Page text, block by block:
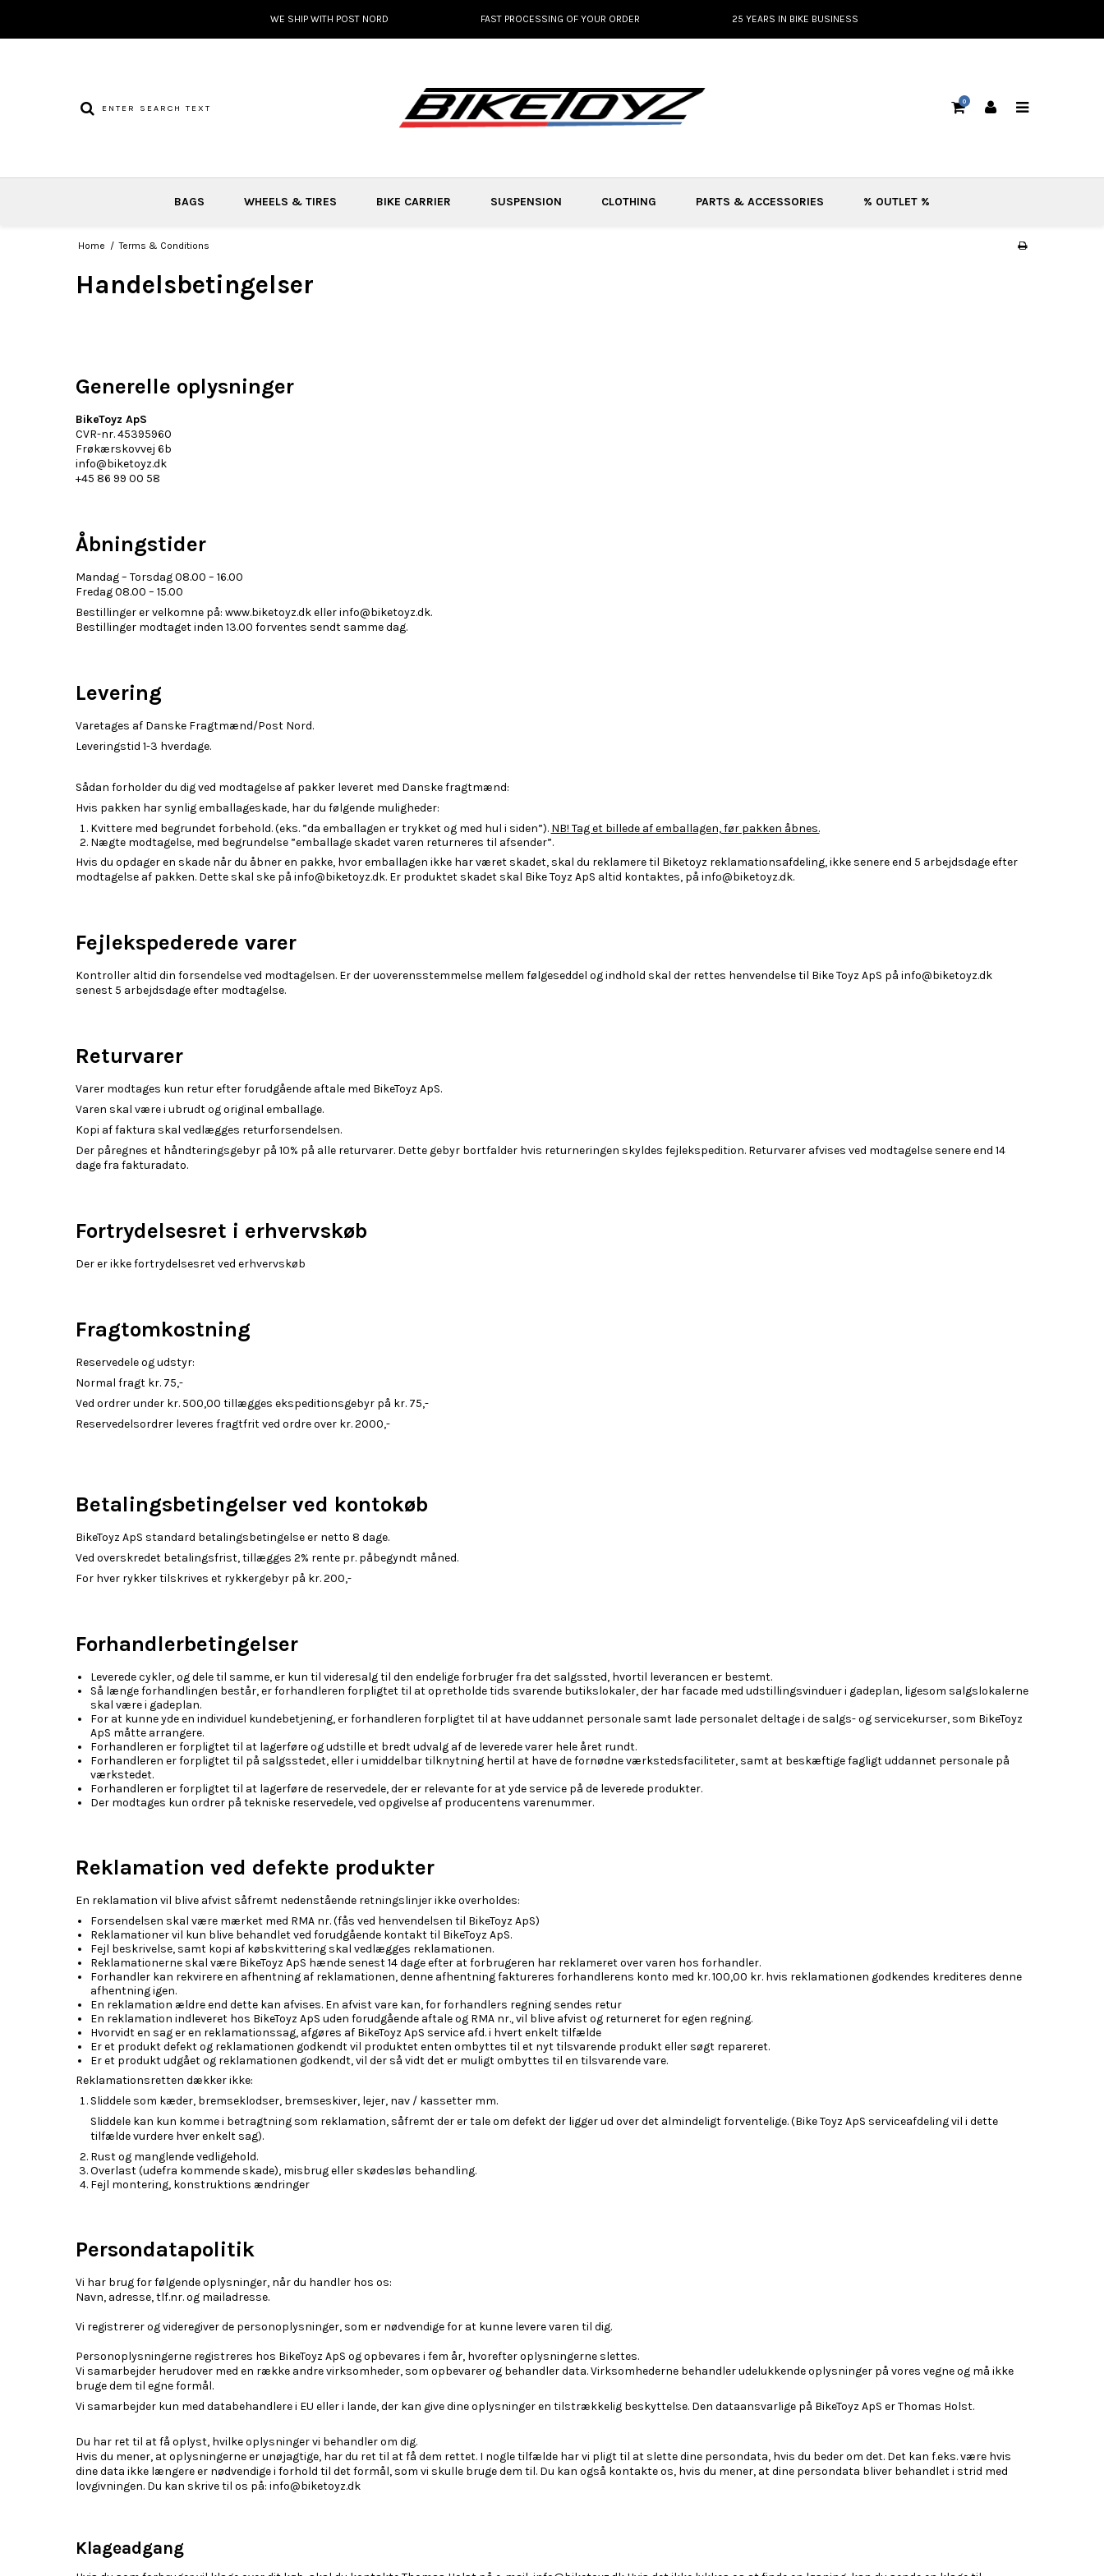
WE SHIP WITH POST NORD FAST PROCESSING OF YOUR ORDER 25 YEARS IN BIKE BUSINESS
0
BAGS WHEELS & TIRES BIKE CARRIER SUSPENSION CLOTHING PARTS & ACCESSORIES % OUTLET %
Home / Terms & Conditions
Handelsbetingelser
Generelle oplysninger
BikeToyz ApS
CVR-nr. 45395960
Frøkærskovvej 6b
info@biketoyz.dk
+45 86 99 00 58
Åbningstider
Mandag – Torsdag 08.00 – 16.00
Fredag 08.00 – 15.00
Bestillinger er velkomne på: www.biketoyz.dk eller info@biketoyz.dk.
Bestillinger modtaget inden 13.00 forventes sendt samme dag.
Levering
Varetages af Danske Fragtmænd/Post Nord.
Leveringstid 1-3 hverdage.
Sådan forholder du dig ved modtagelse af pakker leveret med Danske fragtmænd:
Hvis pakken har synlig emballageskade, har du følgende muligheder:
Kvittere med begrundet forbehold. (eks. ”da emballagen er trykket og med hul i siden”). NB! Tag et billede af emballagen, før pakken åbnes.
Nægte modtagelse, med begrundelse ”emballage skadet varen returneres til afsender”.
Hvis du opdager en skade når du åbner en pakke, hvor emballagen ikke har været skadet, skal du reklamere til Biketoyz reklamationsafdeling, ikke senere end 5 arbejdsdage efter
modtagelse af pakken. Dette skal ske på info@biketoyz.dk. Er produktet skadet skal Bike Toyz ApS altid kontaktes, på info@biketoyz.dk.
Fejlekspederede varer
Kontroller altid din forsendelse ved modtagelsen. Er der uoverensstemmelse mellem følgeseddel og indhold skal der rettes henvendelse til Bike Toyz ApS på info@biketoyz.dk
senest 5 arbejdsdage efter modtagelse.
Returvarer
Varer modtages kun retur efter forudgående aftale med BikeToyz ApS.
Varen skal være i ubrudt og original emballage.
Kopi af faktura skal vedlægges returforsendelsen.
Der påregnes et håndteringsgebyr på 10% på alle returvarer. Dette gebyr bortfalder hvis returneringen skyldes fejlekspedition. Returvarer afvises ved modtagelse senere end 14
dage fra fakturadato.
Fortrydelsesret i erhvervskøb
Der er ikke fortrydelsesret ved erhvervskøb
Fragtomkostning
Reservedele og udstyr:
Normal fragt kr. 75,-
Ved ordrer under kr. 500,00 tillægges ekspeditionsgebyr på kr. 75,-
Reservedelsordrer leveres fragtfrit ved ordre over kr. 2000,-
Betalingsbetingelser ved kontokøb
BikeToyz ApS standard betalingsbetingelse er netto 8 dage.
Ved overskredet betalingsfrist, tillægges 2% rente pr. påbegyndt måned.
For hver rykker tilskrives et rykkergebyr på kr. 200,-
Forhandlerbetingelser
Leverede cykler, og dele til samme, er kun til videresalg til den endelige forbruger fra det salgssted, hvortil leverancen er bestemt.
Så længe forhandlingen består, er forhandleren forpligtet til at opretholde tids svarende butikslokaler, der har facade med udstillingsvinduer i gadeplan, ligesom salgslokalerne
skal være i gadeplan.
For at kunne yde en individuel kundebetjening, er forhandleren forpligtet til at have uddannet personale samt lade personalet deltage i de salgs- og servicekurser, som BikeToyz
ApS måtte arrangere.
Forhandleren er forpligtet til at lagerføre og udstille et bredt udvalg af de leverede varer hele året rundt.
Forhandleren er forpligtet til på salgsstedet, eller i umiddelbar tilknytning hertil at have de fornødne værkstedsfaciliteter, samt at beskæftige fagligt uddannet personale på
værkstedet.
Forhandleren er forpligtet til at lagerføre de reservedele, der er relevante for at yde service på de leverede produkter.
Der modtages kun ordrer på tekniske reservedele, ved opgivelse af producentens varenummer.
Reklamation ved defekte produkter
En reklamation vil blive afvist såfremt nedenstående retningslinjer ikke overholdes:
Forsendelsen skal være mærket med RMA nr. (fås ved henvendelsen til BikeToyz ApS)
Reklamationer vil kun blive behandlet ved forudgående kontakt til BikeToyz ApS.
Fejl beskrivelse, samt kopi af købskvittering skal vedlægges reklamationen.
Reklamationerne skal være BikeToyz ApS hænde senest 14 dage efter at forbrugeren har reklameret over varen hos forhandler.
Forhandler kan rekvirere en afhentning af reklamationen, denne afhentning faktureres forhandlerens konto med kr. 100,00 kr. hvis reklamationen godkendes krediteres denne
afhentning igen.
En reklamation ældre end dette kan afvises. En afvist vare kan, for forhandlers regning sendes retur
En reklamation indleveret hos BikeToyz ApS uden forudgående aftale og RMA nr., vil blive afvist og returneret for egen regning.
Hvorvidt en sag er en reklamationssag, afgøres af BikeToyz ApS service afd. i hvert enkelt tilfælde
Er et produkt defekt og reklamationen godkendt vil produktet enten ombyttes til et nyt tilsvarende produkt eller søgt repareret.
Er et produkt udgået og reklamationen godkendt, vil der så vidt det er muligt ombyttes til en tilsvarende vare.
Reklamationsretten dækker ikke:
Sliddele som kæder, bremseklodser, bremseskiver, lejer, nav / kassetter mm.
Sliddele kan kun komme i betragtning som reklamation, såfremt der er tale om defekt der ligger ud over det almindeligt forventelige. (Bike Toyz ApS serviceafdeling vil i dette
tilfælde vurdere hver enkelt sag).
Rust og manglende vedligehold.
Overlast (udefra kommende skade), misbrug eller skødesløs behandling.
Fejl montering, konstruktions ændringer
Persondatapolitik
Vi har brug for følgende oplysninger, når du handler hos os:
Navn, adresse, tlf.nr. og mailadresse.
Vi registrerer og videregiver de personoplysninger, som er nødvendige for at kunne levere varen til dig.
Personoplysningerne registreres hos BikeToyz ApS og opbevares i fem år, hvorefter oplysningerne slettes.
Vi samarbejder herudover med en række andre virksomheder, som opbevarer og behandler data. Virksomhederne behandler udelukkende oplysninger på vores vegne og må ikke
bruge dem til egne formål.
Vi samarbejder kun med databehandlere i EU eller i lande, der kan give dine oplysninger en tilstrækkelig beskyttelse. Den dataansvarlige på BikeToyz ApS er Thomas Holst.
Du har ret til at få oplyst, hvilke oplysninger vi behandler om dig.
Hvis du mener, at oplysningerne er unøjagtige, har du ret til at få dem rettet. I nogle tilfælde har vi pligt til at slette dine persondata, hvis du beder om det. Det kan f.eks. være hvis
dine data ikke længere er nødvendige i forhold til det formål, som vi skulle bruge dem til. Du kan også kontakte os, hvis du mener, at dine persondata bliver behandlet i strid med
lovgivningen. Du kan skrive til os på: info@biketoyz.dk
Klageadgang